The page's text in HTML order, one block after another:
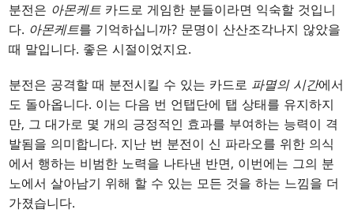
분전은 아몬케트 카드로 게임한 분들이라면 익숙할 것입니
다. 아몬케트를 기억하십니까? 문명이 산산조각나지 않았을
때 말입니다. 좋은 시절이었지요.
분전은 공격할 때 분전시킬 수 있는 카드로 파멸의 시간에서
도 돌아옵니다. 이는 다음 번 언탭단에 탭 상태를 유지하지
만, 그 대가로 몇 개의 긍정적인 효과를 부여하는 능력이 격
발됨을 의미합니다. 지난 번 분전이 신 파라오를 위한 의식
에서 행하는 비범한 노력을 나타낸 반면, 이번에는 그의 분
노에서 살아남기 위해 할 수 있는 모든 것을 하는 느낌을 더
가졌습니다.